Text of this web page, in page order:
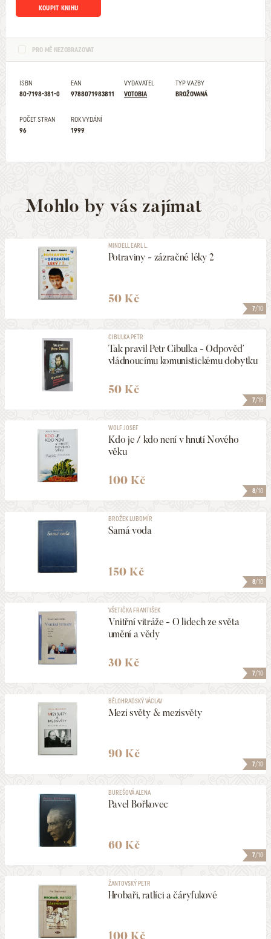
KOUPIT KNIHU
PRO MĚ NEZOBRAZOVAT
ISBN
80-7198-381-0
EAN
9788071983811
VYDAVATEL
VOTOBIA
TYP VAZBY
BROŽOVANÁ
POČET STRAN
96
ROK VYDÁNÍ
1999
Mohlo by vás zajímat
7/10
MINDELL EARL L.
Potraviny - zázračné léky 2
50 Kč
7/10
CIBULKA PETR
Tak pravil Petr Cibulka - Odpověď
vládnoucímu komunistickému dobytku
50 Kč
8/10
WOLF JOSEF
Kdo je / kdo není v hnutí Nového
věku
100 Kč
8/10
BROŽEK LUBOMÍR
Samá voda
150 Kč
7/10
VŠETIČKA FRANTIŠEK
Vnitřní vitráže - O lidech ze světa
umění a vědy
30 Kč
7/10
BĚLOHRADSKÝ VÁCLAV
Mezi světy & mezisvěty
90 Kč
7/10
BUREŠOVÁ ALENA
Pavel Bořkovec
60 Kč
ŽANTOVSKÝ PETR
Hrobaři, ratlíci a čáryfukové
100 Kč